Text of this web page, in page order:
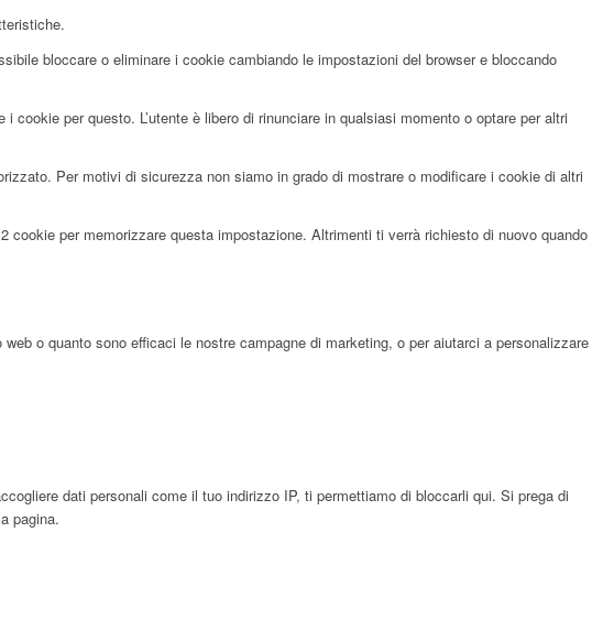
bloccare o eliminare i cookie cambiando le impostazioni del browser e bloccando
per questo. L’utente è libero di rinunciare in qualsiasi momento o optare per altri
Per motivi di sicurezza non siamo in grado di mostrare o modificare i cookie di altri
per memorizzare questa impostazione. Altrimenti ti verrà richiesto di nuovo quando
o quanto sono efficaci le nostre campagne di marketing, o per aiutarci a personalizzare
dati personali come il tuo indirizzo IP, ti permettiamo di bloccarli qui. Si prega di
pagina.